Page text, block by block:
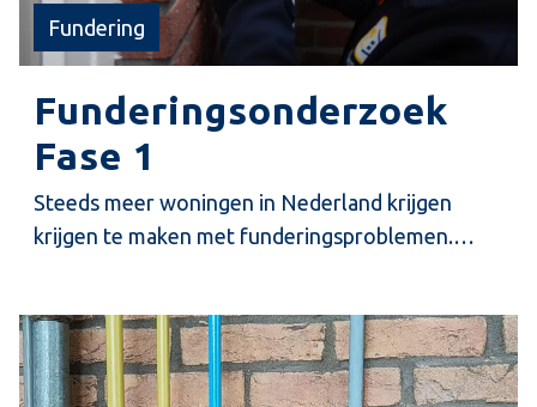
Fundering
Funderingsonderzoek
Fase 1
Steeds meer woningen in Nederland krijgen
krijgen te maken met funderingsproblemen.